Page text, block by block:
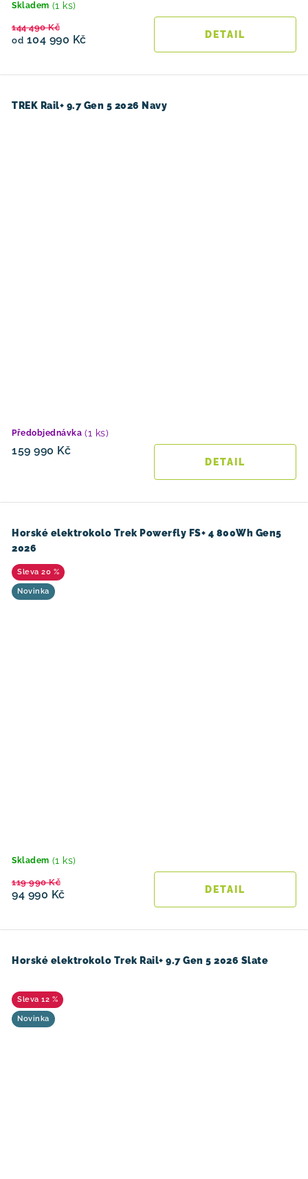
Skladem (1 ks)
od 104 990 Kč
144 490 Kč
TREK Rail+ 9.7 Gen 5 2026 Navy
Předobjednávka (1 ks)
159 990 Kč
Horské elektrokolo Trek Powerfly FS+ 4 800Wh Gen5
2026
20 %
Novinka
Skladem (1 ks)
94 990 Kč
119 990 Kč
Horské elektrokolo Trek Rail+ 9.7 Gen 5 2026 Slate
12 %
Novinka